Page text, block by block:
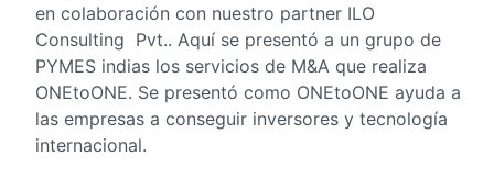
en colaboración con nuestro partner ILO
Consulting Pvt.. Aquí se presentó a un grupo de
PYMES indias los servicios de M&A que realiza
ONEtoONE. Se presentó como ONEtoONE ayuda a
las empresas a conseguir inversores y tecnología
internacional.